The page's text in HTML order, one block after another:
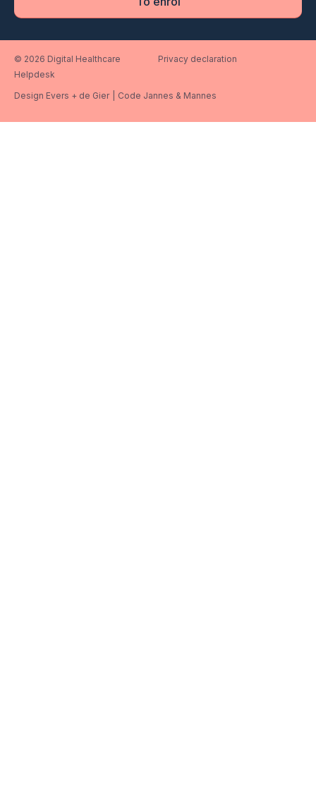
© 2026 Digital Healthcare
Helpdesk
Privacy declaration
Design Evers + de Gier Code Jannes & Mannes